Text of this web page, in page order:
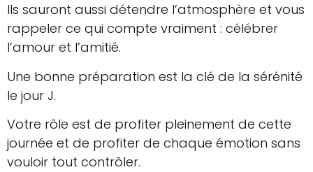
Ils sauront aussi détendre l’atmosphère et vous
rappeler ce qui compte vraiment : célébrer
l’amour et l’amitié.
Une bonne préparation est la clé de la sérénité
le jour J.
Votre rôle est de profiter pleinement de cette
journée et de profiter de chaque émotion sans
vouloir tout contrôler.